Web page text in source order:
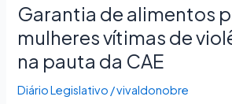
Garantia de alimentos
mulheres vítimas de
na pauta da CAE
Diário Legislativo /vivaldonobre
CAE